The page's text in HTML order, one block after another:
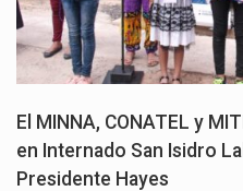
El MINNA, CONATEL y
en Internado San Isidro
Presidente Hayes